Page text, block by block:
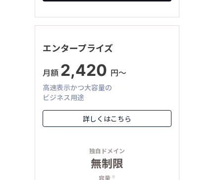
エンタープライズ
月額 2,420 円〜
高速表示かつ大容量の
ビジネス用途
詳しくはこちら
独自ドメイン
無制限
容量 ※